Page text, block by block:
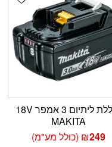
סוללת ליתיום 3 אמפר 18V
MAKITA
₪249 (כולל מע"מ)